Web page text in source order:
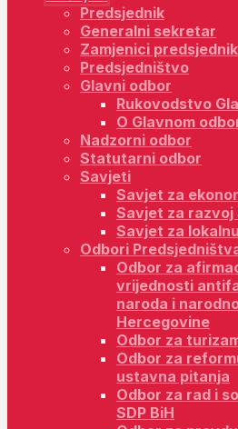
Predsjednik
Generalni sekretar
Zamjenici
Predsjedništvo
Glavni odbor
Rukovodstvo
O Glavnom
Nadzorni odbor
Statutarni odbor
Savjeti
Savjet za
Savjet za razvoj
Savjet za
Odbori
Odbor za
vrijednosti
naroda i
Hercegovine
Odbor za
Odbor za
ustavna pitanja
Odbor za rad i
SDP BiH